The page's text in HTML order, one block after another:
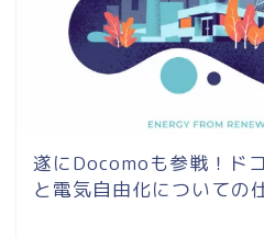
遂にDocomoも参戦！ド
と電気自由化についての